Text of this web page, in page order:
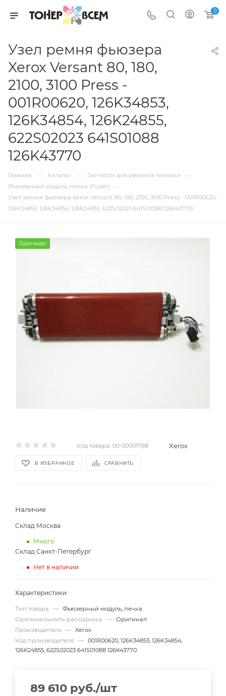
0
Узел ремня фьюзера
Xerox Versant 80, 180,
2100, 3100 Press -
001R00620, 126K34853,
126K34854, 126K24855,
622S02023 641S01088
126K43770
Главная — Каталог — Запчасти для ремонта техники —
Фьюзерный модуль, печка (Fuser) —
Узел ремня фьюзера Xerox Versant 80, 180, 2100, 3100 Press - 001R00620,
126K34853, 126K34854, 126K24855, 622S02023 641S01088 126K43770
Оригинал
Код товара: 00-00001788 Xerox
В ИЗБРАННОЕ СРАВНИТЬ
Наличие
Склад Москва
Много
Склад Санкт-Петербург
Нет в наличии
Характеристики
Тип товара — Фьюзерный модуль, печка
Оригинальность расходника
— Оригинал
Производитель — Xerox
Код производителя
— 001R00620, 126K34853, 126K34854,
126K24855, 622S02023 641S01088 126K43770
89 610 руб./шт